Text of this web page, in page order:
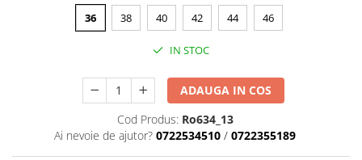
36 38 40 42 44 46
IN STOC
ADAUGA IN COS
Cod Produs: Ro634_13
Ai nevoie de ajutor? 0722534510 / 0722355189